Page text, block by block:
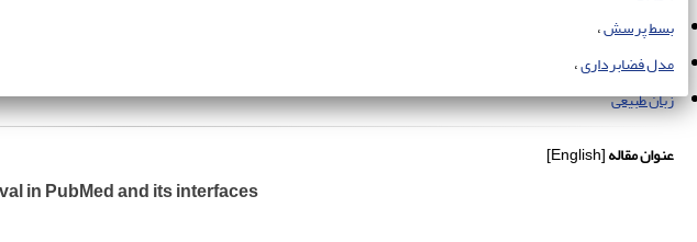
بسط پرسش
مدل فضابرداری
زبان طبیعی
عنوان مقاله[English]
in PubMed and its interfaces